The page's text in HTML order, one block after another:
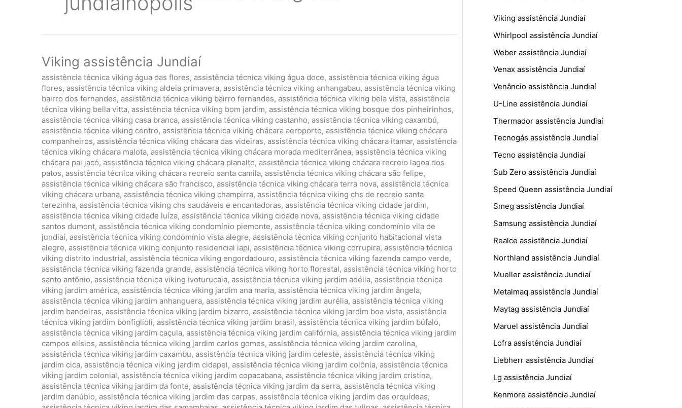
Viking assistência Jundiaí
assistência técnica viking água das flores, assistência técnica viking água doce, assistência técnica viking água
flores, assistência técnica viking aldeia primavera, assistência técnica viking anhangabau, assistência técnica viking
bairro dos fernandes, assistência técnica viking bairro fernandes, assistência técnica viking bela vista, assistência
técnica viking bella vitta, assistência técnica viking bom jardim, assistência técnica viking bosque dos pinheirinhos,
assistência técnica viking casa branca, assistência técnica viking castanho, assistência técnica viking caxambú,
assistência técnica viking centro, assistência técnica viking chácara aeroporto, assistência técnica viking chácara
companheiros, assistência técnica viking chácara das videiras, assistência técnica viking chácara itamar, assistência
técnica viking chácara malota, assistência técnica viking chácara morada mediterrânea, assistência técnica viking
chácara pai jacó, assistência técnica viking chácara planalto, assistência técnica viking chácara recreio lagoa dos
patos, assistência técnica viking chácara recreio santa camila, assistência técnica viking chácara são felipe,
assistência técnica viking chácara são francisco, assistência técnica viking chácara terra nova, assistência técnica
viking chácara urbana, assistência técnica viking champirra, assistência técnica viking chs de recreio santa
terezinha, assistência técnica viking chs saudáveis e encantadoras, assistência técnica viking cidade jardim,
assistência técnica viking cidade luíza, assistência técnica viking cidade nova, assistência técnica viking cidade
santos dumont, assistência técnica viking condomínio piemonte, assistência técnica viking condomínio vila de
jundiaí, assistência técnica viking condomínio vista alegre, assistência técnica viking conjunto habitacional vista
alegre, assistência técnica viking conjunto residencial iapi, assistência técnica viking corrupira, assistência técnica
viking distrito industrial, assistência técnica viking engordadouro, assistência técnica viking fazenda campo verde,
assistência técnica viking fazenda grande, assistência técnica viking horto florestal, assistência técnica viking horto
santo antônio, assistência técnica viking ivoturucaia, assistência técnica viking jardim adélia, assistência técnica
viking jardim américa, assistência técnica viking jardim ana maria, assistência técnica viking jardim ângela,
assistência técnica viking jardim anhanguera, assistência técnica viking jardim aurélia, assistência técnica viking
jardim bandeiras, assistência técnica viking jardim bizarro, assistência técnica viking jardim boa vista, assistência
técnica viking jardim bonfiglioli, assistência técnica viking jardim brasil, assistência técnica viking jardim búfalo,
assistência técnica viking jardim caçula, assistência técnica viking jardim califórnia, assistência técnica viking jardim
campos elísios, assistência técnica viking jardim carlos gomes, assistência técnica viking jardim carolina,
assistência técnica viking jardim caxambu, assistência técnica viking jardim celeste, assistência técnica viking
jardim cica, assistência técnica viking jardim cidapel, assistência técnica viking jardim colônia, assistência técnica
viking jardim colonial, assistência técnica viking jardim copacabana, assistência técnica viking jardim cristina,
assistência técnica viking jardim da fonte, assistência técnica viking jardim da serra, assistência técnica viking
jardim danúbio, assistência técnica viking jardim das carpas, assistência técnica viking jardim das orquídeas,
Viking assistência Jundiaí
Whirlpool assistência Jundiaí
Weber assistência Jundiaí
Venax assistência Jundiaí
Venâncio assistência Jundiaí
U-Line assistência Jundiaí
Thermador assistência Jundiaí
Tecnogás assistência Jundiaí
Tecno assistência Jundiaí
Sub Zero assistência Jundiaí
Speed Queen assistência Jundiaí
Smeg assistência Jundiaí
Samsung assistência Jundiaí
Realce assistência Jundiaí
Northland assistência Jundiaí
Mueller assistência Jundiaí
Metalmaq assistência Jundiaí
Maytag assistência Jundiaí
Maruel assistência Jundiaí
Lofra assistência Jundiaí
Liebherr assistência Jundiaí
Lg assistência Jundiaí
Kenmore assistência Jundiaí